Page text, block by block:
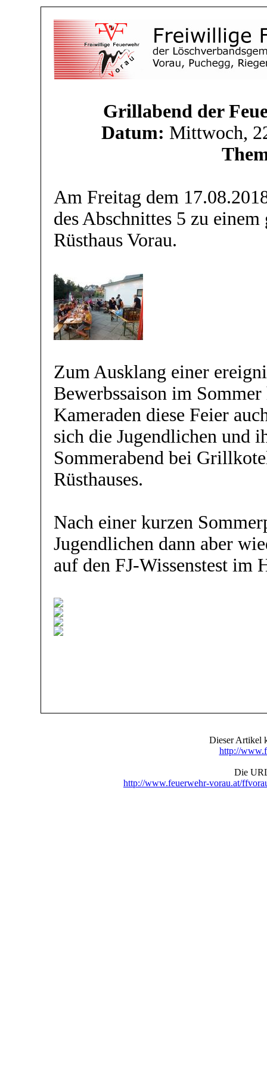
Grillabend der
Datum: Mittwoch,
Am Freitag dem
des Abschnittes 5 zu
Rüsthaus Vorau.
Zum Ausklang einer
Bewerbssaison im
Kameraden diese Feier
sich die Jugendlichen und
Sommerabend bei
Rüsthauses.
Nach einer kurzen
Jugendlichen dann aber
auf den FJ-Wissenstest im
Dieser Artikel
http://
Die
http://www.feuerwehr-vorau.at/